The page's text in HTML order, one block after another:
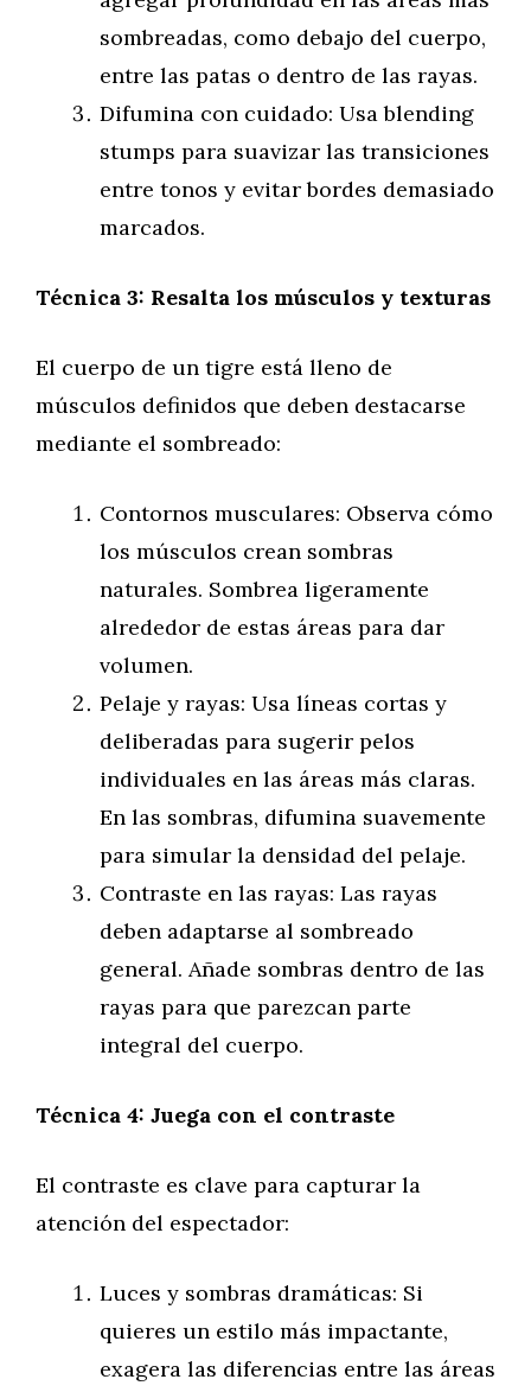
sombreadas, como debajo del cuerpo,
entre las patas o dentro de las rayas.
Difumina con cuidado: Usa blending
stumps para suavizar las transiciones
entre tonos y evitar bordes demasiado
marcados.
Técnica 3: Resalta los músculos y texturas
El cuerpo de un tigre está lleno de
músculos definidos que deben destacarse
mediante el sombreado:
Contornos musculares: Observa cómo
los músculos crean sombras
naturales. Sombrea ligeramente
alrededor de estas áreas para dar
volumen.
Pelaje y rayas: Usa líneas cortas y
deliberadas para sugerir pelos
individuales en las áreas más claras.
En las sombras, difumina suavemente
para simular la densidad del pelaje.
Contraste en las rayas: Las rayas
deben adaptarse al sombreado
general. Añade sombras dentro de las
rayas para que parezcan parte
integral del cuerpo.
Técnica 4: Juega con el contraste
El contraste es clave para capturar la
atención del espectador:
Luces y sombras dramáticas: Si
quieres un estilo más impactante,
exagera las diferencias entre las áreas